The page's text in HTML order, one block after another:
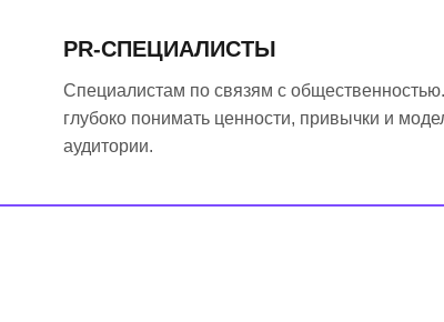
PR-СПЕЦИАЛИСТЫ
Специалистам по связям с
глубоко понимать ценности, привычки и
аудитории.